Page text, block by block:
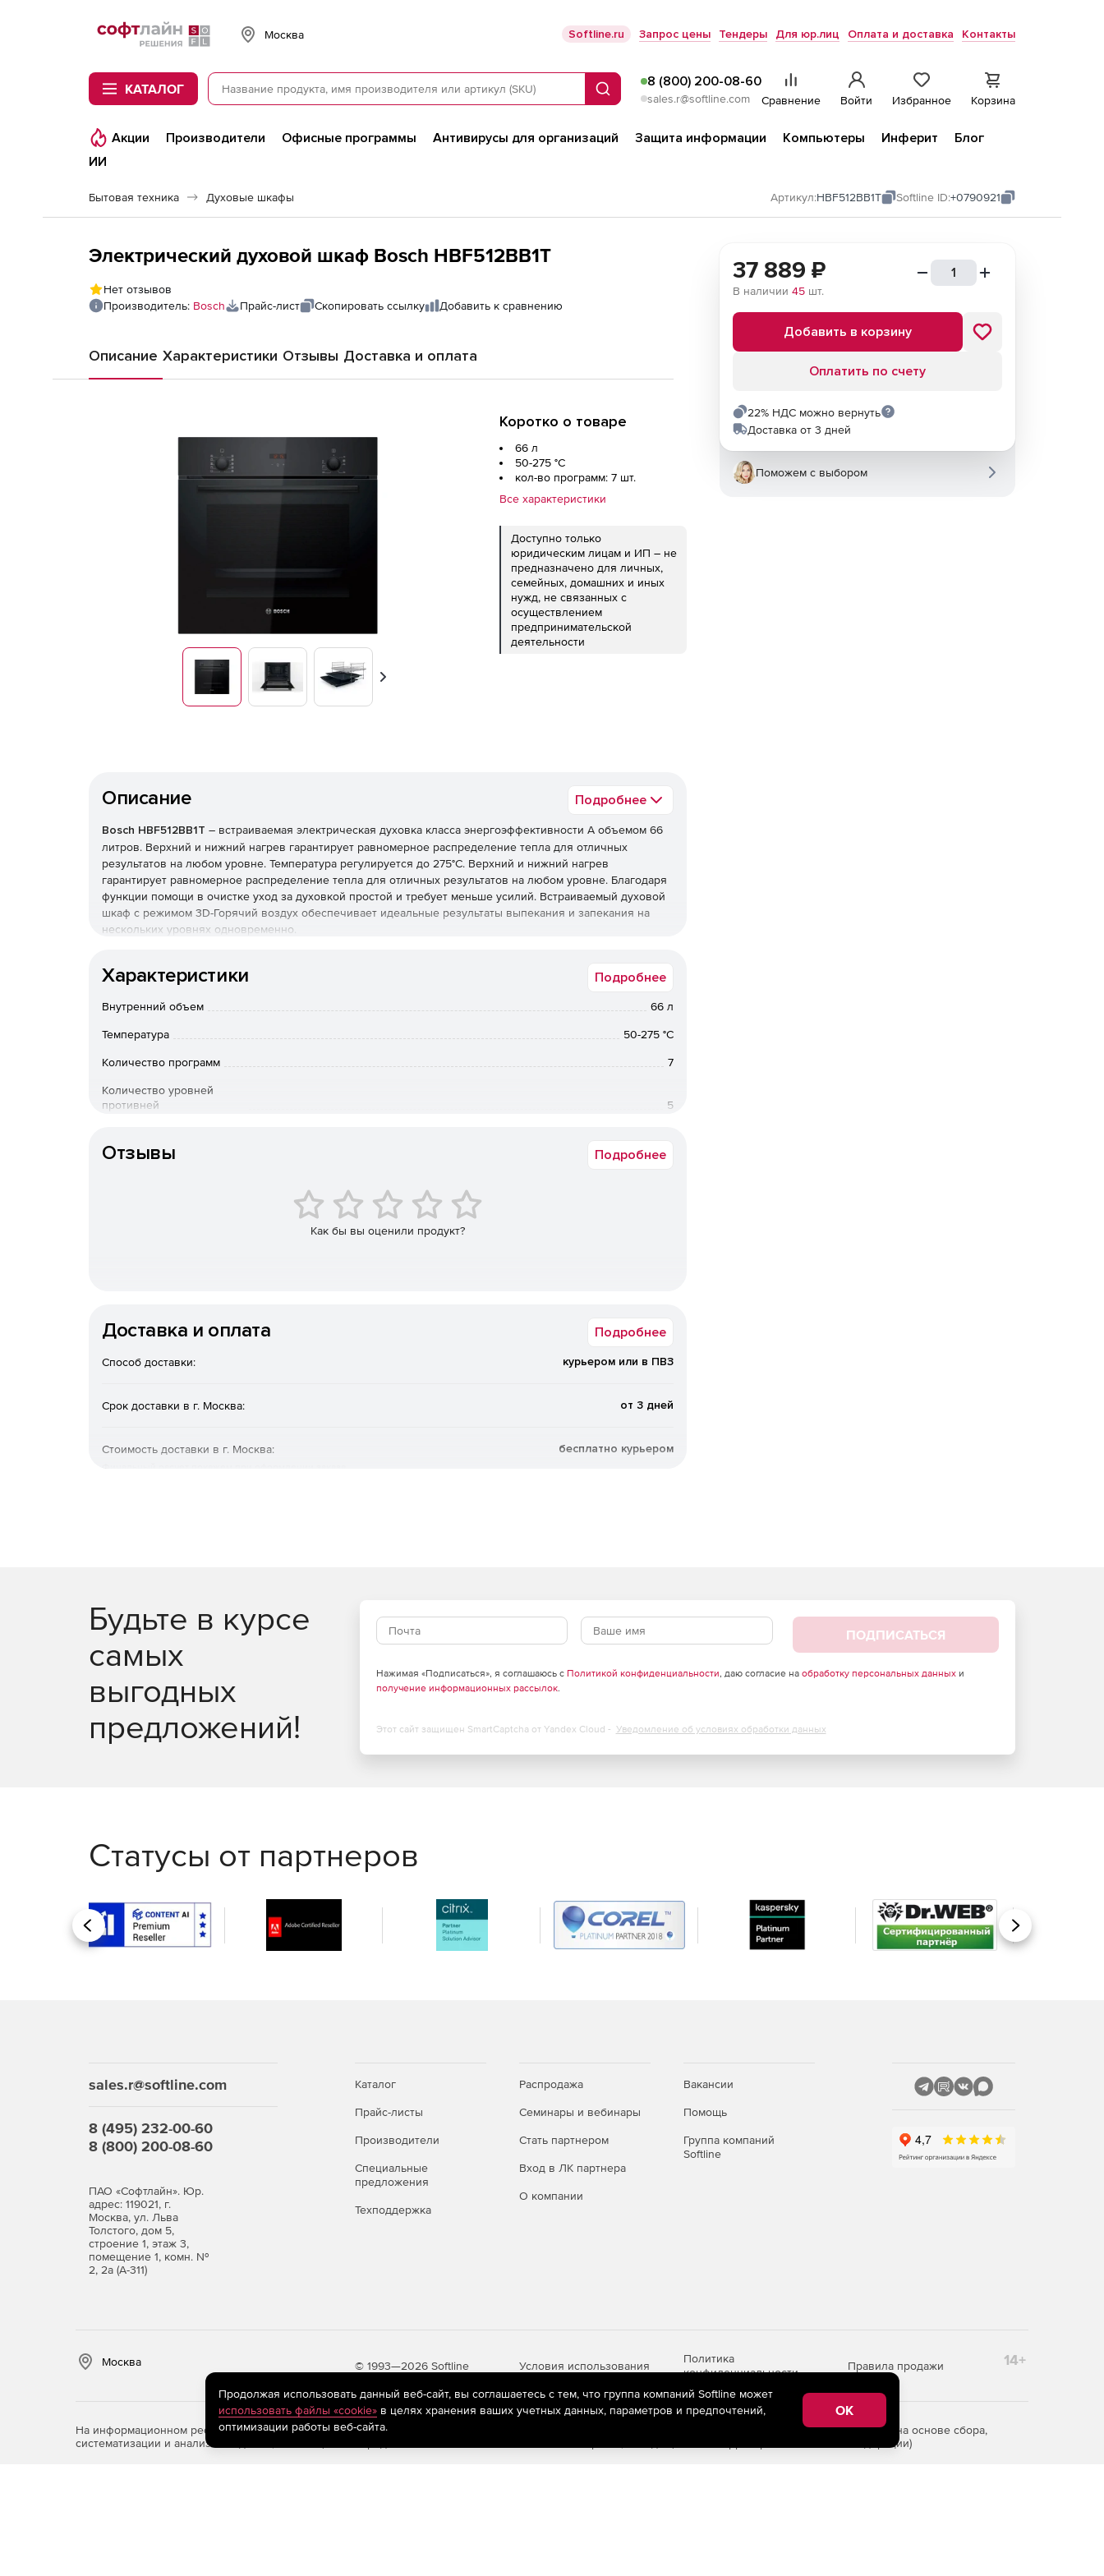
Softline
Москва Softline.ru Запрос цены Тендеры Для юр.лиц Оплата и доставка Контакты
КАТАЛОГ Поиск
8 (800) 200-08-60
sales.r@softline.com Сравнение Войти Избранное Корзина
Акции Производители Офисные программы Антивирусы для организаций Защита информации Компьютеры Инферит
Блог
ИИ
Бытовая техника Духовые шкафы Артикул:HBF512BB1T Softline ID:+0790921
Электрический духовой шкаф Bosch HBF512BB1T
Нет отзывов
Производитель: Bosch Прайс-лист Скопировать ссылку Добавить к сравнению
Описание Характеристики Отзывы Доставка и оплата
Вперед
Коротко о товаре
66 л
50-275 °C
кол-во программ: 7 шт.
Все характеристики
Доступно только
юридическим лицам и ИП – не
предназначено для личных,
семейных, домашних и иных
нужд, не связанных с
осуществлением
предпринимательской
деятельности
Описание Подробнее
Bosch HBF512BB1T – встраиваемая электрическая духовка класса энергоэффективности А объемом 66
литров. Верхний и нижний нагрев гарантирует равномерное распределение тепла для отличных
результатов на любом уровне. Температура регулируется до 275°C. Верхний и нижний нагрев
гарантирует равномерное распределение тепла для отличных результатов на любом уровне. Благодаря
функции помощи в очистке уход за духовкой простой и требует меньше усилий. Встраиваемый духовой
шкаф c режимом 3D-Горячий воздух обеспечивает идеальные результаты выпекания и запекания на
нескольких уровнях одновременно.
Характеристики Подробнее
Внутренний объем 66 л
Температура 50-275 °C
Количество программ 7
Количество уровней
противней
5
дверцы
Отзывы Подробнее
Как бы вы оценили продукт?
Доставка и оплата Подробнее
Способ доставки: курьером или в ПВЗ
Срок доставки в г. Москва: от 3 дней
Стоимость доставки в г. Москва: бесплатно курьером
37 889 ₽
В наличии 45 шт.
Добавить в корзину
Оплатить по счету
22% НДС можно вернуть
Доставка от 3 дней
Поможем с выбором
Будьте в курсе
самых
выгодных
предложений!
ПОДПИСАТЬСЯ
Нажимая «Подписаться», я соглашаюсь с Политикой конфиденциальности, даю согласие на обработку персональных данныхи
получение информационных рассылок.
Этот сайт защищен SmartCaptcha от Yandex Cloud - Уведомление об условиях обработки данных
Статусы от партнеров
Назад Вперед
sales.r@softline.com
8 (495) 232-00-60
8 (800) 200-08-60
ПАО «Софтлайн». Юр.
адрес: 119021, г.
Москва, ул. Льва
Толстого, дом 5,
строение 1, этаж 3,
помещение 1, комн. №
2, 2а (А-311)
Каталог
Прайс-листы
Производители
Специальные
предложения
Техподдержка
Распродажа
Семинары и вебинары
Стать партнером
Вход в ЛК партнера
О компании
Вакансии
Помощь
Группа компаний
Softline
Москва © 1993—2026 Softline Условия использования
Политика
конфиденциальности
Правила продажи 14+
На информационном ресурсе store.softline.ru применяются
(информационные технологии предоставления информации на основе сбора,
систематизации и анализа сведений, относящихся к предпочтениям пользователей сети «Интернет», находящихся на территории Российской Федерации)
Продолжая использовать данный веб-сайт, вы соглашаетесь с тем, что группа компаний Softline может
использовать файлы «cookie»в целях хранения ваших учетных данных, параметров и предпочтений,
оптимизации работы веб-сайта.
OK